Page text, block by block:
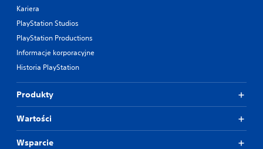
Kariera
PlayStation Studios
PlayStation Productions
Informacje korporacyjne
Historia PlayStation
Produkty
Wartości
Wsparcie